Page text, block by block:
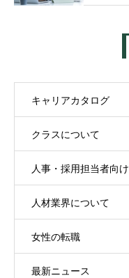
キャリアカタログ
クラスについて
人事・採用担当者向け
人材業界について
女性の転職
最新ニュース